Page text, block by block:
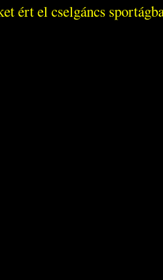
ért el cselgáncs